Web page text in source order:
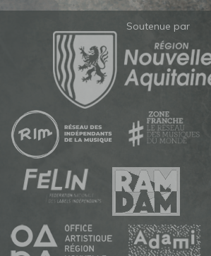
Soutenue par